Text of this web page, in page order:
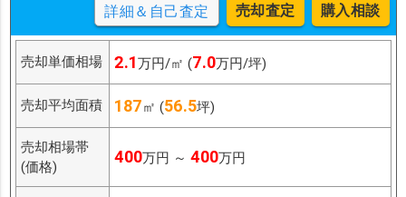
詳細＆自己査定 売却査定 購入相談
売却単価相場 2.1万円/㎡ (7.0万円/坪)
売却平均面積 187㎡ (56.5坪)
売却相場帯
(価格)
400万円 ～ 400万円